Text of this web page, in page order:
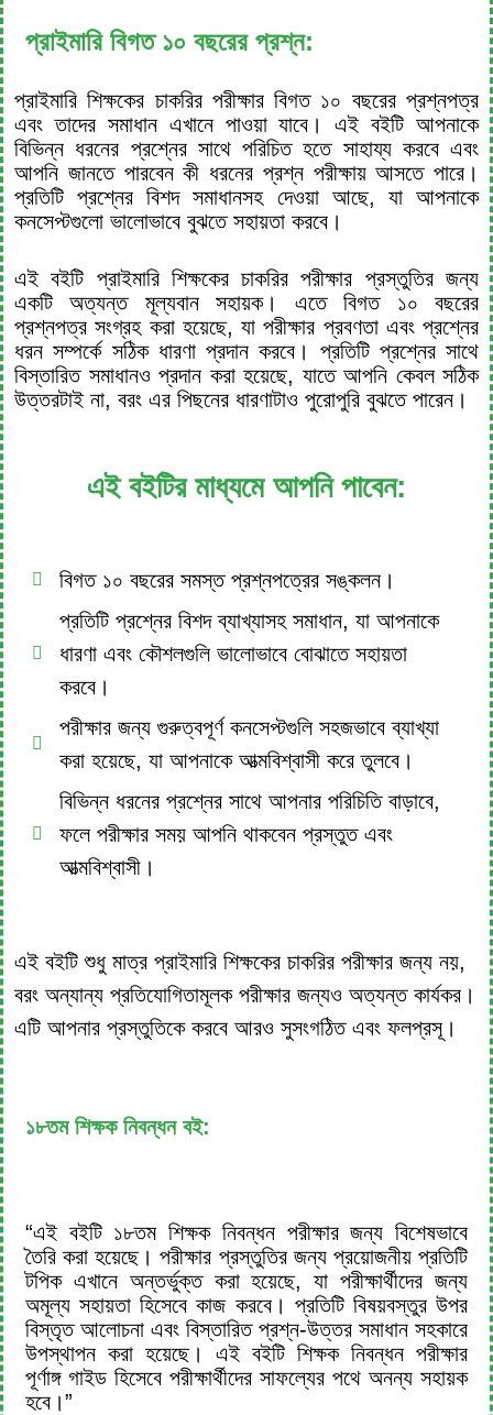
প্রাইমারি বিগত ১০ বছরের প্রশ্ন:
প্রাইমারি শিক্ষকের চাকরির পরীক্ষার বিগত ১০ বছরের প্রশ্নপত্র
এবং তাদের সমাধান এখানে পাওয়া যাবে। এই বইটি আপনাকে
বিভিন্ন ধরনের প্রশ্নের সাথে পরিচিত হতে সাহায্য করবে এবং
আপনি জানতে পারবেন কী ধরনের প্রশ্ন পরীক্ষায় আসতে পারে।
প্রতিটি প্রশ্নের বিশদ সমাধানসহ দেওয়া আছে, যা আপনাকে
কনসেপ্টগুলো ভালোভাবে বুঝতে সহায়তা করবে।
এই বইটি প্রাইমারি শিক্ষকের চাকরির পরীক্ষার প্রস্তুতির জন্য
একটি অত্যন্ত মূল্যবান সহায়ক। এতে বিগত ১০ বছরের
প্রশ্নপত্র সংগ্রহ করা হয়েছে, যা পরীক্ষার প্রবণতা এবং প্রশ্নের
ধরন সম্পর্কে সঠিক ধারণা প্রদান করবে। প্রতিটি প্রশ্নের সাথে
বিস্তারিত সমাধানও প্রদান করা হয়েছে, যাতে আপনি কেবল সঠিক
উত্তরটাই না, বরং এর পিছনের ধারণাটাও পুরোপুরি বুঝতে পারেন।
এই বইটির মাধ্যমে আপনি পাবেন:
বিগত ১০ বছরের সমস্ত প্রশ্নপত্রের সঙ্কলন।
প্রতিটি প্রশ্নের বিশদ ব্যাখ্যাসহ সমাধান, যা আপনাকে
ধারণা এবং কৌশলগুলি ভালোভাবে বোঝাতে সহায়তা
করবে।
পরীক্ষার জন্য গুরুত্বপূর্ণ কনসেপ্টগুলি সহজভাবে ব্যাখ্যা
করা হয়েছে, যা আপনাকে আত্মবিশ্বাসী করে তুলবে।
বিভিন্ন ধরনের প্রশ্নের সাথে আপনার পরিচিতি বাড়াবে,
ফলে পরীক্ষার সময় আপনি থাকবেন প্রস্তুত এবং
আত্মবিশ্বাসী।
এই বইটি শুধু মাত্র প্রাইমারি শিক্ষকের চাকরির পরীক্ষার জন্য নয়,
বরং অন্যান্য প্রতিযোগিতামূলক পরীক্ষার জন্যও অত্যন্ত কার্যকর।
এটি আপনার প্রস্তুতিকে করবে আরও সুসংগঠিত এবং ফলপ্রসূ।
১৮তম শিক্ষক নিবন্ধন বই:
“এই বইটি ১৮তম শিক্ষক নিবন্ধন পরীক্ষার জন্য বিশেষভাবে
তৈরি করা হয়েছে। পরীক্ষার প্রস্তুতির জন্য প্রয়োজনীয় প্রতিটি
টপিক এখানে অন্তর্ভুক্ত করা হয়েছে, যা পরীক্ষার্থীদের জন্য
অমূল্য সহায়তা হিসেবে কাজ করবে। প্রতিটি বিষয়বস্তুর উপর
বিস্তৃত আলোচনা এবং বিস্তারিত প্রশ্ন-উত্তর সমাধান সহকারে
উপস্থাপন করা হয়েছে। এই বইটি শিক্ষক নিবন্ধন পরীক্ষার
পূর্ণাঙ্গ গাইড হিসেবে পরীক্ষার্থীদের সাফল্যের পথে অনন্য সহায়ক
হবে।”